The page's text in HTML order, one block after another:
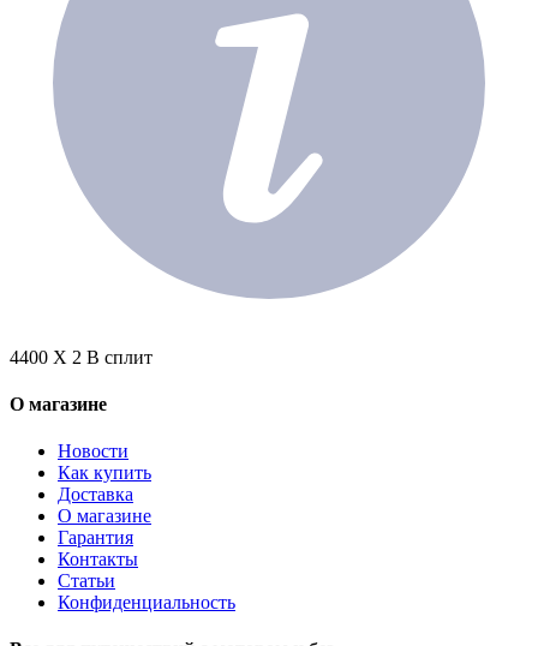
4400 X 2 В сплит
О магазине
Новости
Как купить
Доставка
О магазине
Гарантия
Контакты
Статьи
Конфиденциальность